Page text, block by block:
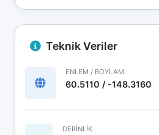
Teknik Veriler
ENLEM / BOYLAM
60.5110 / -148.3160
DERINLIK